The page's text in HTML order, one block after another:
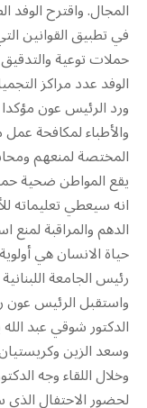
المجال. واقترح الوفد
في تطبيق القوانين
حملات توعية
الوفد عدد مراكز التجميل
ورد الرئيس عون
والأطباء لمكافحة
المختصة لمنعهم
يقع المواطن ضحية
انه سيعطي تعليماته
الدهم والمراقبة لمنع
حياة الانسان هي
رئيس الجامعة
الدكتور شوقي عبد
وسعد الزين
وخلال اللقاء وجه